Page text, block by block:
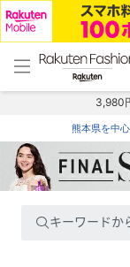
menu home
トップ
3,980
熊本県を中
キーワードか